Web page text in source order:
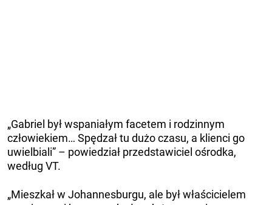
„Gabriel był wspaniałym facetem i rodzinnym
człowiekiem… Spędzał tu dużo czasu, a klienci go
uwielbiali” – powiedział przedstawiciel ośrodka,
według VT.
„Mieszkał w Johannesburgu, ale był właścicielem